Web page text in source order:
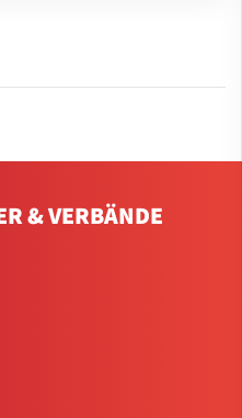
& VERBÄNDE